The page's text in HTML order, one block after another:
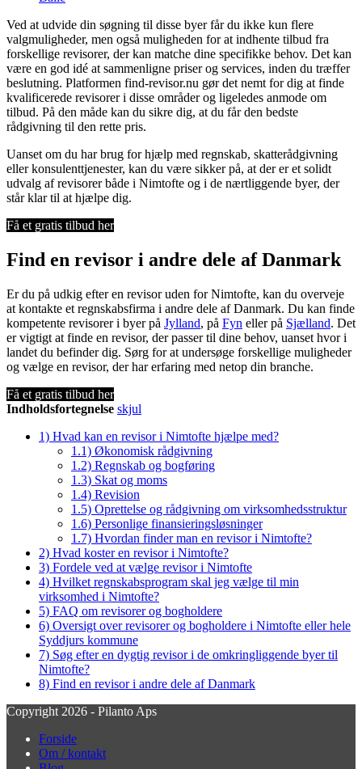
Ved at udvide din søgning til disse byer får du ikke kun flere
valgmuligheder, men også muligheden for at indhente tilbud fra
forskellige revisorer, der kan matche dine specifikke behov. Det kan
være en god idé at sammenligne priser og services, inden du træffer
beslutning. Platformen find-revisor.nu gør det nemt for dig at finde
kvalificerede revisorer i disse områder og ligeledes anmode om
tilbud. På den måde kan du sikre dig, at du får den bedste
rådgivning til den rette pris.
Uanset om du har brug for hjælp med regnskab, skatterådgivning
eller konsulenttjenester, kan du være sikker på, at der er et solidt
udvalg af revisorer både i Nimtofte og i de nærtliggende byer, der
står klar til at hjælpe dig.
Få et gratis tilbud her
Find en revisor i andre dele af Danmark
Er du på udkig efter en revisor uden for Nimtofte, kan du overveje
at kontakte et regnskabsfirma i andre dele af Danmark. Du kan finde
kompetente revisorer i byer på Jylland, på Fyn eller på Sjælland. Det
er vigtigt at finde en revisor, der passer til dine behov, uanset hvor i
landet du befinder dig. Sørg for at undersøge forskellige muligheder
og vælge en revisor, der har erfaring med netop din branche.
Få et gratis tilbud her
Indholdsfortegnelse skjul
1) Hvad kan en revisor i Nimtofte hjælpe med?
1.1) Økonomisk rådgivning
1.2) Regnskab og bogføring
1.3) Skat og moms
1.4) Revision
1.5) Oprettelse og rådgivning om virksomhedsstruktur
1.6) Personlige finansieringsløsninger
1.7) Hvordan finder man en revisor i Nimtofte?
2) Hvad koster en revisor i Nimtofte?
3) Fordele ved at vælge revisor i Nimtofte
4) Hvilket regnskabsprogram skal jeg vælge til min
virksomhed i Nimtofte?
5) FAQ om revisorer og bogholdere
6) Oversigt over revisorer og bogholdere i Nimtofte eller hele
Syddjurs kommune
7) Søg efter en dygtig revisor i de omkringliggende byer til
Nimtofte?
8) Find en revisor i andre dele af Danmark
Copyright 2026 - Pilanto Aps
Forside
Om / kontakt